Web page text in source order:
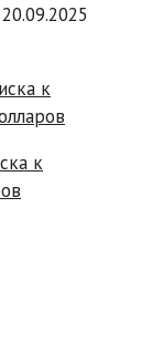
20.09.2025
к